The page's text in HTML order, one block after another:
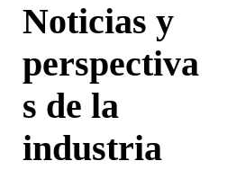
Noticias y
perspectiva
s de la
industria